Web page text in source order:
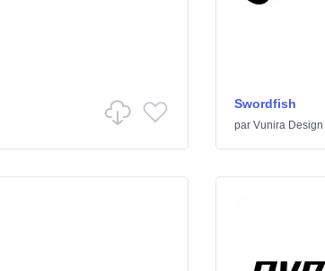
Swordfish
par Vunira Design